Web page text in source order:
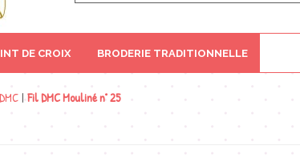
DE CROIX BRODERIE TRADITIONNELLE
| Fil DMC Mouliné n° 25